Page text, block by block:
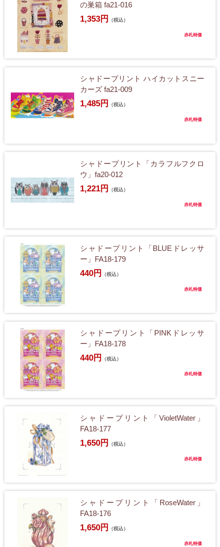
の巣箱 fa21-016
1,353円 （税込）
赤札特価
シャドープリント ハイカットスニー
カーズ fa21-009
1,485円 （税込）
赤札特価
シャドープリント「カラフルフクロ
ウ」fa20-012
1,221円 （税込）
赤札特価
シャドープリント「BLUEドレッサ
ー」FA18-179
440円 （税込）
赤札特価
シャドープリント「PINKドレッサ
ー」FA18-178
440円 （税込）
赤札特価
シャドープリント「VioletWater」
FA18-177
1,650円 （税込）
赤札特価
シャドープリント「RoseWater」
FA18-176
1,650円 （税込）
赤札特価